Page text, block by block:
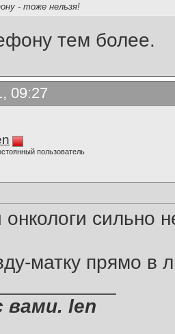
- тоже нельзя!
тем более.
09:27
пользователь
сильно
матку прямо в
вами. len